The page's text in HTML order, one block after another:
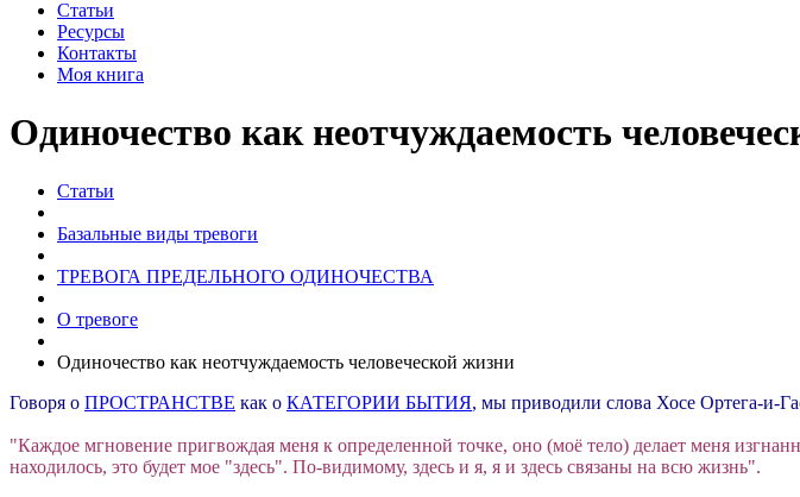
Статьи
Ресурсы
Контакты
Моя книга
Одиночество как неотчуждаемость
Статьи
Базальные виды тревоги
ТРЕВОГА ПРЕДЕЛЬНОГО ОДИНОЧЕСТВА
О тревоге
Одиночество как неотчуждаемость человеческой жизни
Говоря о ПРОСТРАНСТВЕ как о КАТЕГОРИИ БЫТИЯ, мы приводили слова Хосе Ортега-и-
"Каждое мгновение пригвождая меня к определенной точке, оно (моё тело) делает меня
находилось, это будет мое "здесь". По-видимому, здесь и я, я и здесь связаны на всю жизнь".